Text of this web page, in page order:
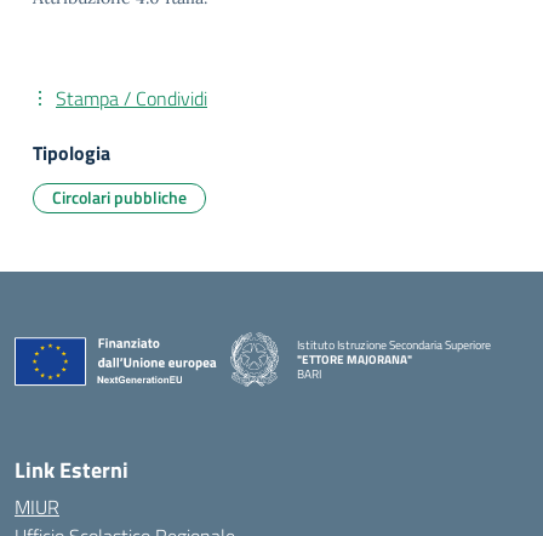
Stampa / Condividi
Tipologia
Circolari pubbliche
Istituto Istruzione Secondaria Superiore
"ETTORE MAJORANA"
BARI
Link Esterni
MIUR